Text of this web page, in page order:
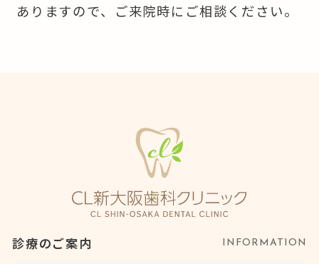
ありますので、ご来院時にご相談ください。
診療のご案内 INFORMATION